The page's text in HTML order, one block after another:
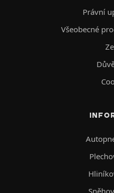
Právní
Všeobecné